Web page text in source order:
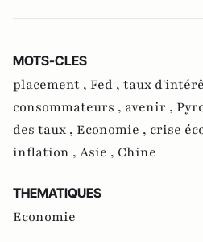
MOTS-CLES
placement , Fed , taux
consommateurs , avenir ,
des taux , Economie , crise
inflation , Asie , Chine
THEMATIQUES
Economie